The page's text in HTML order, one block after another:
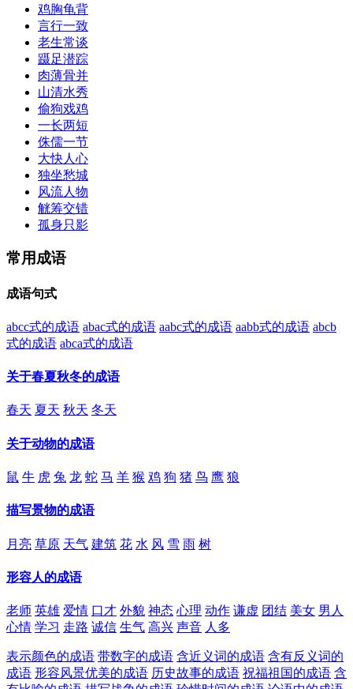
鸡胸龟背
言行一致
老生常谈
蹑足潜踪
肉薄骨并
山清水秀
偷狗戏鸡
一长两短
侏儒一节
大快人心
独坐愁城
风流人物
觥筹交错
孤身只影
常用成语
成语句式
abcc式的成语 abac式的成语 aabc式的成语 aabb式的成语 abcb
式的成语 abca式的成语
关于春夏秋冬的成语
春天 夏天 秋天 冬天
关于动物的成语
鼠 牛 虎 兔 龙 蛇 马 羊 猴 鸡 狗 猪 鸟 鹰 狼
描写景物的成语
月亮 草原 天气 建筑 花 水 风 雪 雨 树
形容人的成语
老师 英雄 爱情 口才 外貌 神态 心理 动作 谦虚 团结 美女 男人
心情 学习 走路 诚信 生气 高兴 声音 人多
表示颜色的成语 带数字的成语 含近义词的成语 含有反义词的
成语 形容风景优美的成语 历史故事的成语 祝福祖国的成语 含